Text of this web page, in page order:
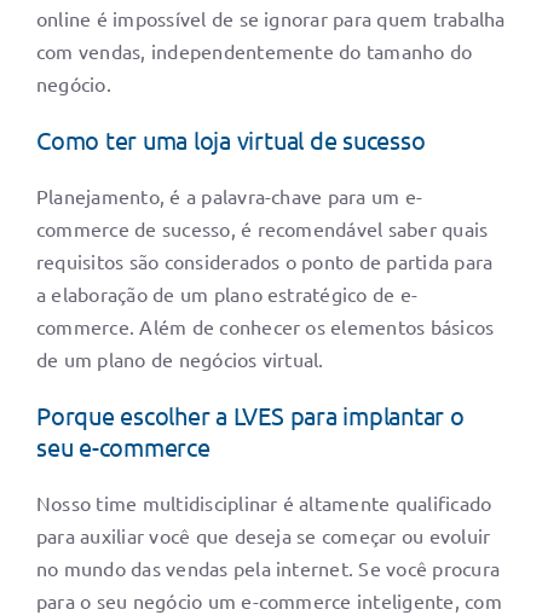
online é impossível de se ignorar para quem trabalha
com vendas, independentemente do tamanho do
negócio.
Como ter uma loja virtual de sucesso
Planejamento, é a palavra-chave para um e-
commerce de sucesso, é recomendável saber quais
requisitos são considerados o ponto de partida para
a elaboração de um plano estratégico de e-
commerce. Além de conhecer os elementos básicos
de um plano de negócios virtual.
Porque escolher a LVES para implantar o
seu e-commerce
Nosso time multidisciplinar é altamente qualificado
para auxiliar você que deseja se começar ou evoluir
no mundo das vendas pela internet. Se você procura
para o seu negócio um e-commerce inteligente, com